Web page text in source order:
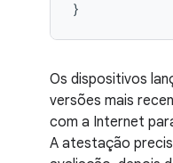
Os dispositivos
versões mais
com a Internet
A atestação